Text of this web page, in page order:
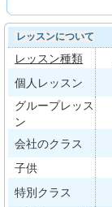
レッスンについて
レッスン種類
個人レッスン
グループレッス
ン
会社のクラス
子供
特別クラス